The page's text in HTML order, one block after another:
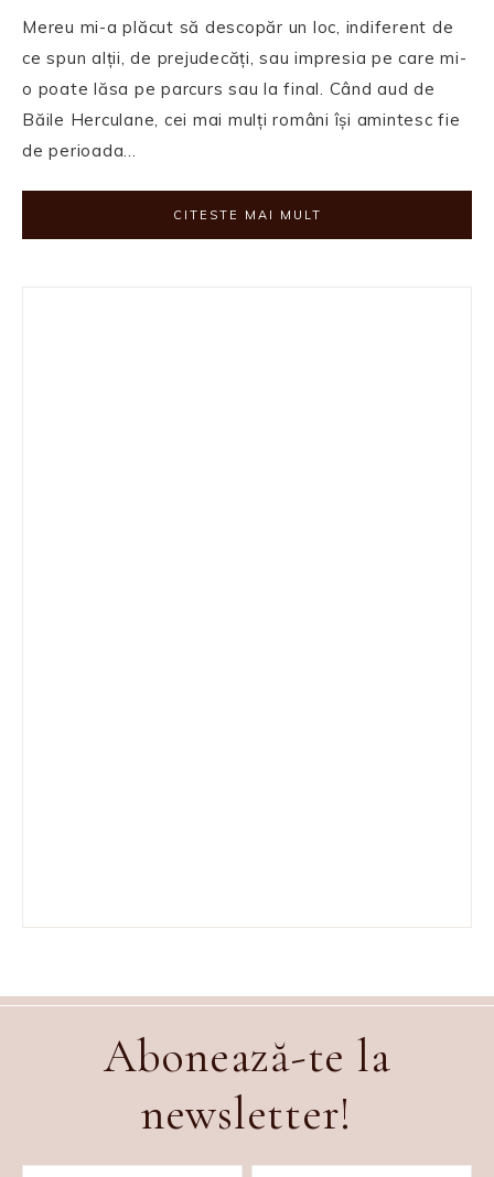
Mereu mi-a plăcut să descopăr un loc, indiferent de
ce spun alții, de prejudecăți, sau impresia pe care mi-
o poate lăsa pe parcurs sau la final. Când aud de
Băile Herculane, cei mai mulți români își amintesc fie
de perioada…
CITESTE MAI MULT
Abonează-te la
newsletter!